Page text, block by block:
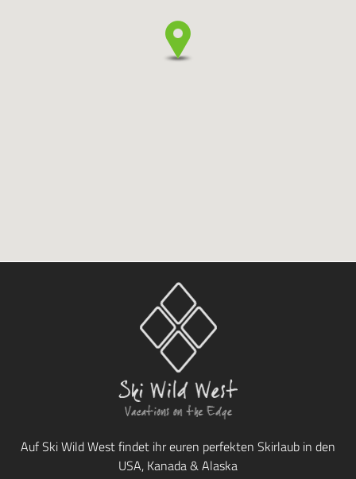
Auf Ski Wild West findet ihr euren perfekten Skirlaub in den
USA, Kanada & Alaska